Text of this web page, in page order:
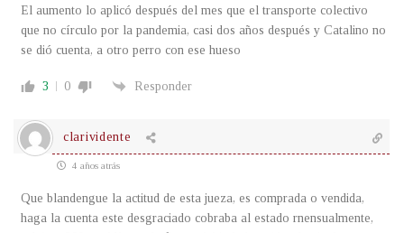
El aumento lo aplicó después del mes que el transporte colectivo
que no círculo por la pandemia, casi dos años después y Catalino no
se dió cuenta, a otro perro con ese hueso
3 0 Responder
clarividente
4 años atrás
Que blandengue la actitud de esta jueza, es comprada o vendida,
haga la cuenta este desgraciado cobraba al estado rnensualmente,